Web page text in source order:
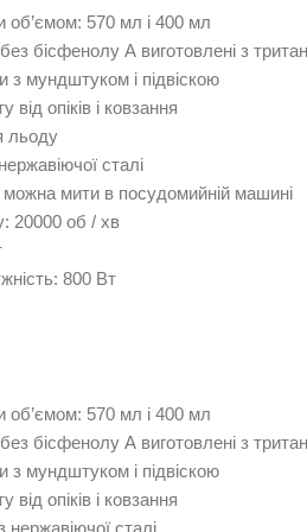
об’ємом: 570 мл і 400 мл
бісфенолу А виготовлені з
з мундштуком і підвіскою
опіків і ковзання
льоду
сталі
мити в посудомийній машині
20000 об / хв
800 Вт
об’ємом: 570 мл і 400 мл
бісфенолу А виготовлені з
з мундштуком і підвіскою
опіків і ковзання
сталі